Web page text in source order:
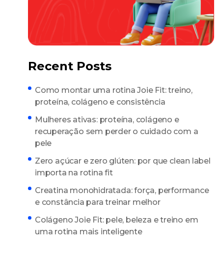
Recent Posts
Como montar uma rotina Joie Fit: treino,
proteína, colágeno e consistência
Mulheres ativas: proteína, colágeno e
recuperação sem perder o cuidado com a
pele
Zero açúcar e zero glúten: por que clean label
importa na rotina fit
Creatina monohidratada: força, performance
e constância para treinar melhor
Colágeno Joie Fit: pele, beleza e treino em
uma rotina mais inteligente